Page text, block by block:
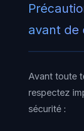
avant de
Avant toute
respectez
sécurité :